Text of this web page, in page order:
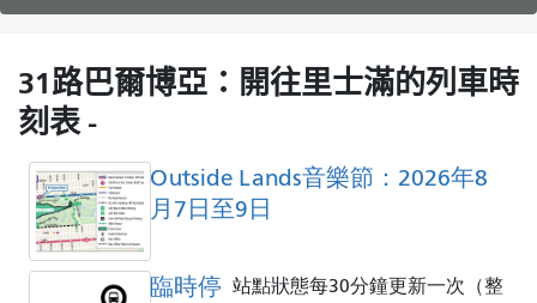
行
式
31路巴爾博亞：開往里士滿的列車時
刻表 -
Outside Lands音樂節：2026年8
月7日至9日
臨時停 站點狀態每30分鐘更新一次（整